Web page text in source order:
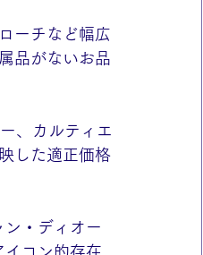
ーチなど幅広
品がないお品
、カルティエ
した適正価格
・ディオー
コン的存在